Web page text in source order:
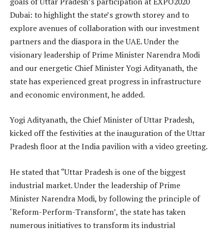
Dubai: to highlight the state’s growth storey and to
explore avenues of collaboration with our investment
partners and the diaspora in the UAE. Under the
visionary leadership of Prime Minister Narendra Modi
and our energetic Chief Minister Yogi Adityanath, the
state has experienced great progress in infrastructure
and economic environment, he added.
Yogi Adityanath, the Chief Minister of Uttar Pradesh,
kicked off the festivities at the inauguration of the Uttar
Pradesh floor at the India pavilion with a video greeting.
He stated that “Uttar Pradesh is one of the biggest
industrial market. Under the leadership of Prime
Minister Narendra Modi, by following the principle of
‘Reform-Perform-Transform’, the state has taken
numerous initiatives to transform its industrial